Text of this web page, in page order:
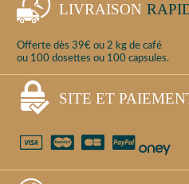
LIVRAISON
Offerte dès 39€ ou 2 kg de café
ou 100 dosettes ou 100 capsules.
SITE ET